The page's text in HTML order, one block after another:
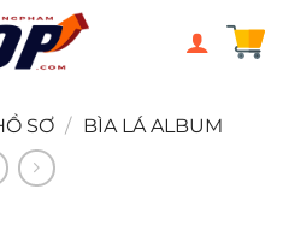
SƠ / BÌA LÁ ALBUM